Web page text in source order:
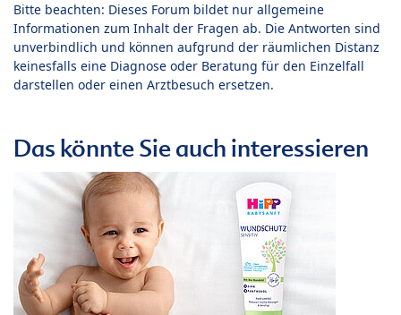
Bitte beachten: Dieses Forum bildet nur allgemeine
Informationen zum Inhalt der Fragen ab. Die Antworten sind
unverbindlich und können aufgrund der räumlichen Distanz
keinesfalls eine Diagnose oder Beratung für den Einzelfall
darstellen oder einen Arztbesuch ersetzen.
Das könnte Sie auch interessieren